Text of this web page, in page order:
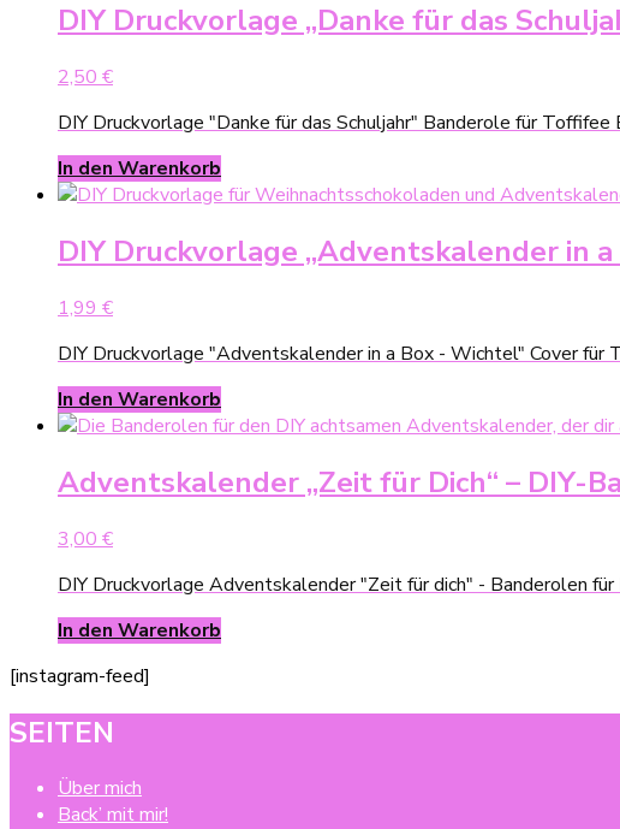
DIY Druckvorlage „Danke für das
2,50 €
DIY Druckvorlage "Danke für das Schuljahr" Banderole für
In den Warenkorb
DIY Druckvorlage „Adventskalender in
1,99 €
DIY Druckvorlage "Adventskalender in a Box - Wichtel" Cover für
In den Warenkorb
Adventskalender „Zeit für Dich“ – DIY-
3,00 €
DIY Druckvorlage Adventskalender "Zeit für dich" - Banderolen
In den Warenkorb
[instagram-feed]
SEITEN
Über mich
Back’ mit mir!